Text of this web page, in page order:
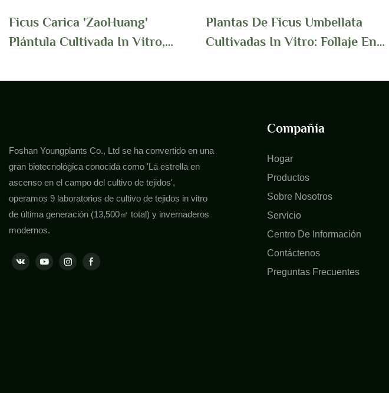
Ficus Carica 'ZaoHuang'
Plántula Cultivada In Vitro,
Foshan Youngplants
Plantas De Ficus Umbellata
Cultivadas In Vitro: Follaje En
Jardines Tropicales De Interior |
Foshan Youngplants Co., Ltd se ha convertido en una
gran biotecnológica conocida como 'La estrella en
ascenso en el campo del cultivo de tejidos',
operamos 9 laboratorios de cultivo de tejidos in vitro
de última generación (13,500㎡ total) y invernaderos
modernos.
Compañía
Hogar
Productos
Sobre Nosotros
Servicio
Centro De Información
Contáctenos
Preguntas Frecuentes